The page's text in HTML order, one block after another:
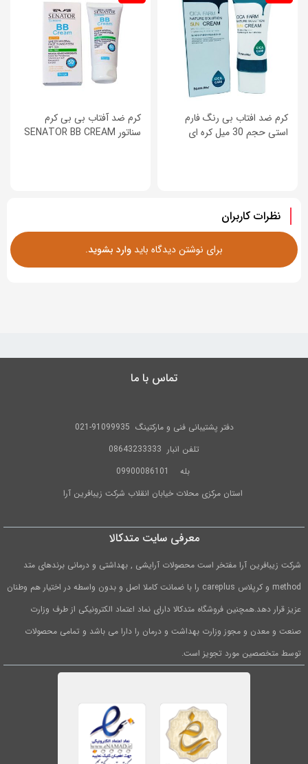
کرم ضد افتاب بی رنگ فارم
استی حجم 30 میل کره ای
کرم ضد آفتاب بی بی کرم
سناتور SENATOR BB CREAM
نظرات کاربران
برای نوشتن دیدگاه باید وارد بشوید.
تماس با ما
دفتر پشتیبانی فنی و مارکتینگ 91099935-021
تلفن انبار 08643233333
بله
09900086101
استان مرکزی محلات خیابان انقلاب شرکت زیبافرین آرا
معرفی سایت متدکالا
شرکت زیبافرین آرا مفتخر است محصولات آرایشی , بهداشتی و درمانی برندهای متد
method و کرپلاس careplus را با ضمانت کاملا اصل و بدون واسطه در اختیار هم وطنان
عزیز قرار دهد.همچنین فروشگاه متدکالا دارای نماد اعتماد الکترونیکی از طرف وزارت
صنعت و معدن و مجوز وزارت بهداشت و درمان را دارا می باشد و تمامی محصولات
توسط متخصصین مورد تجویز است.